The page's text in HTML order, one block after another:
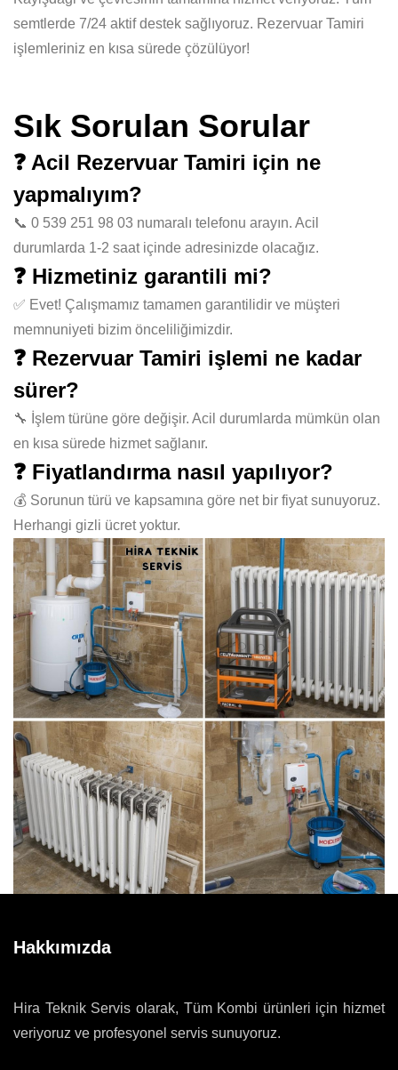
semtlerde 7/24 aktif destek sağlıyoruz. Rezervuar Tamiri
işlemleriniz en kısa sürede çözülüyor!
Sık Sorulan Sorular
❓ Acil Rezervuar Tamiri için ne
yapmalıyım?
📞 0 539 251 98 03 numaralı telefonu arayın. Acil
durumlarda 1-2 saat içinde adresinizde olacağız.
❓ Hizmetiniz garantili mi?
✅ Evet! Çalışmamız tamamen garantilidir ve müşteri
memnuniyeti bizim önceliliğimizdir.
❓ Rezervuar Tamiri işlemi ne kadar
sürer?
🔧 İşlem türüne göre değişir. Acil durumlarda mümkün olan
en kısa sürede hizmet sağlanır.
❓ Fiyatlandırma nasıl yapılıyor?
💰 Sorunun türü ve kapsamına göre net bir fiyat sunuyoruz.
Herhangi gizli ücret yoktur.
Hakkımızda
Hira Teknik Servis olarak, Tüm Kombi ürünleri için hizmet
veriyoruz ve profesyonel servis sunuyoruz.